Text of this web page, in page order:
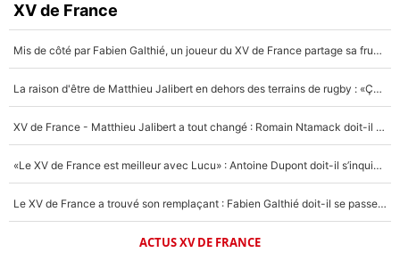
XV de France
Mis de côté par Fabien Galthié, un joueur du XV de France partage sa frustration : «ils ne me l’ont pas dit tout de suite»
La raison d'être de Matthieu Jalibert en dehors des terrains de rugby : «Ça m'atteint autant que si tu touches à un membre de ma famille»
XV de France - Matthieu Jalibert a tout changé : Romain Ntamack doit-il s’inquiéter pour sa place à un an de la Coupe du monde ?
«Le XV de France est meilleur avec Lucu» : Antoine Dupont doit-il s’inquiéter pour sa place ?
Le XV de France a trouvé son remplaçant : Fabien Galthié doit-il se passer d'Antoine Dupont ?
ACTUS XV DE FRANCE